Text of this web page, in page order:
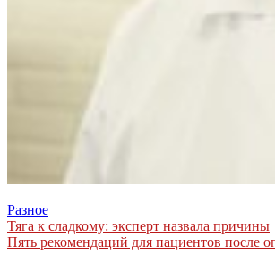
Разное
Навигация
Тяга к сладкому: эксперт назвала причины
Пять рекомендаций для пациентов после